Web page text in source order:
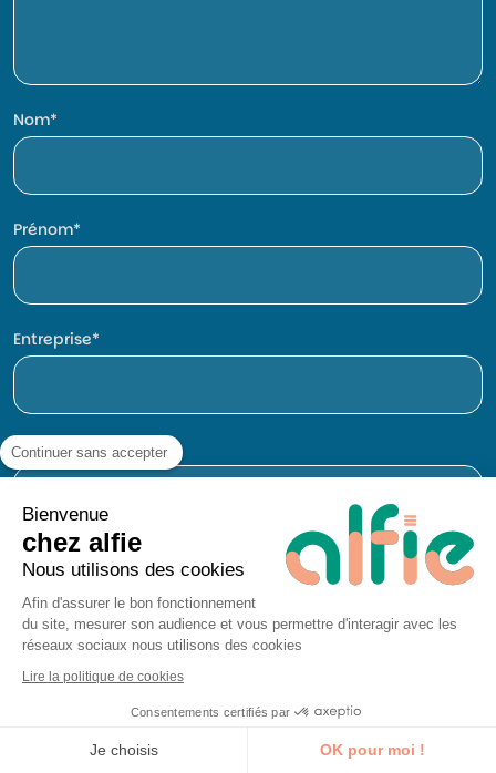
Nom
Prénom
Entreprise
E-mail
Téléphone
Continuer sans accepter
Bienvenue
chez alfie
Nous utilisons des cookies
Afin d'assurer le bon fonctionnement
du site, mesurer son audience et vous permettre d'interagir avec les
réseaux sociaux nous utilisons des cookies
Lire la politique de cookies
Consentements certifiés par
Je choisis OK pour moi !